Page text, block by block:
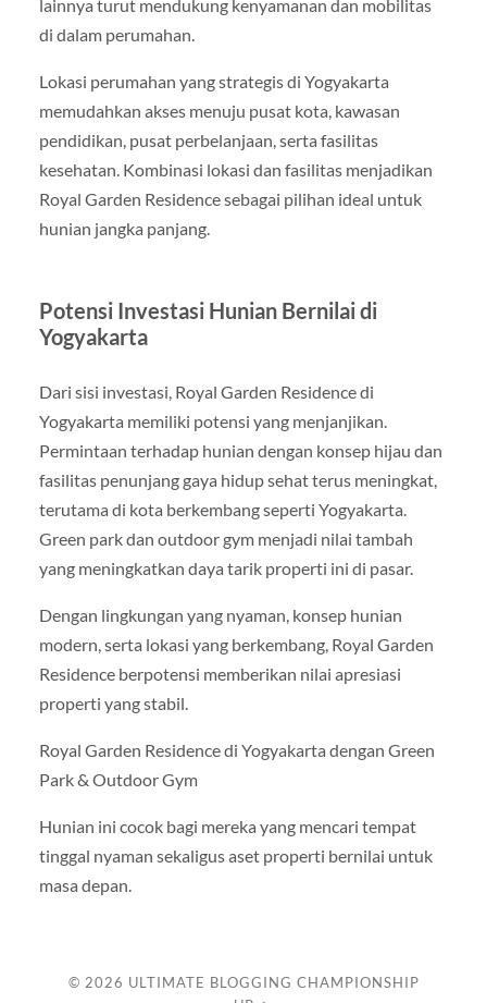
lainnya turut mendukung kenyamanan dan mobilitas
di dalam perumahan.
Lokasi perumahan yang strategis di Yogyakarta
memudahkan akses menuju pusat kota, kawasan
pendidikan, pusat perbelanjaan, serta fasilitas
kesehatan. Kombinasi lokasi dan fasilitas menjadikan
Royal Garden Residence sebagai pilihan ideal untuk
hunian jangka panjang.
Potensi Investasi Hunian Bernilai di
Yogyakarta
Dari sisi investasi, Royal Garden Residence di
Yogyakarta memiliki potensi yang menjanjikan.
Permintaan terhadap hunian dengan konsep hijau dan
fasilitas penunjang gaya hidup sehat terus meningkat,
terutama di kota berkembang seperti Yogyakarta.
Green park dan outdoor gym menjadi nilai tambah
yang meningkatkan daya tarik properti ini di pasar.
Dengan lingkungan yang nyaman, konsep hunian
modern, serta lokasi yang berkembang, Royal Garden
Residence berpotensi memberikan nilai apresiasi
properti yang stabil.
Royal Garden Residence di Yogyakarta dengan Green
Park & Outdoor Gym
Hunian ini cocok bagi mereka yang mencari tempat
tinggal nyaman sekaligus aset properti bernilai untuk
masa depan.
© 2026 ULTIMATE BLOGGING CHAMPIONSHIP